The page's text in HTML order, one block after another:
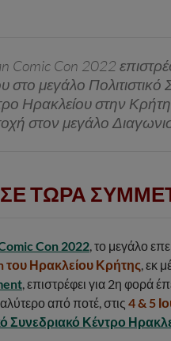
Comic Con 2022
στο μεγάλο Πολιτιστικό
Ηρακλείου στην
στον μεγάλο
ΤΩΡΑ
Con 2022, το μεγάλο
του Ηρακλείου Κρήτης, εκ
, επιστρέφει για 2η φορά
από ποτέ, στις 4 & 5
Συνεδριακό Κέντρο